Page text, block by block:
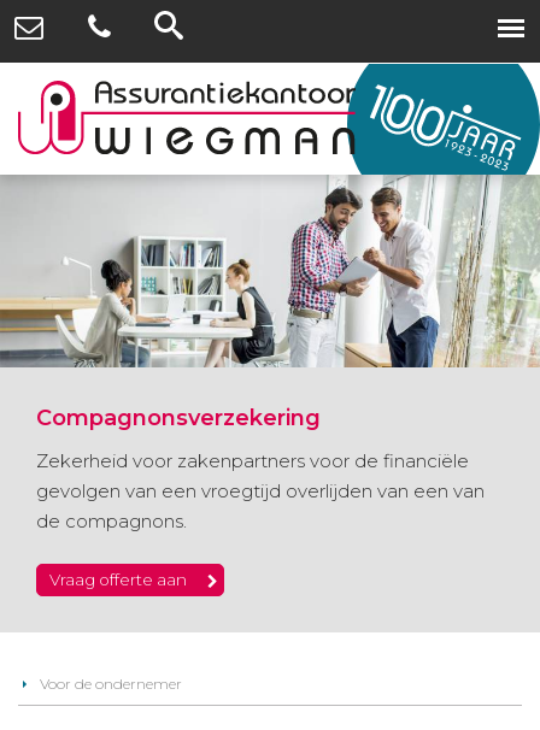
Compagnonsverzekering
Zekerheid voor zakenpartners voor de financiële
gevolgen van een vroegtijd overlijden van een van
de compagnons.
Vraag offerte aan
Voor de ondernemer